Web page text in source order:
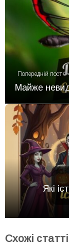
Попередній пост
Майже
Які
Схожі статті